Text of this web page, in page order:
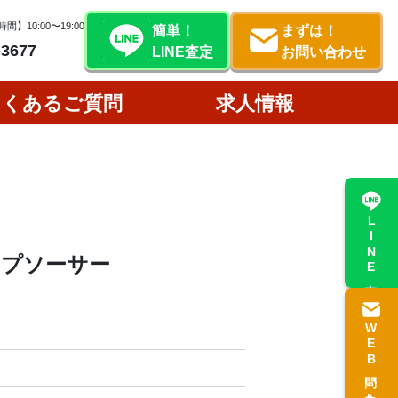
間】10:00〜19:00
簡単！
LINE査定
まずは！
お問い合わせ
あるご質問 求人情報
ソーサー LINE査定
WEB問い合わせ